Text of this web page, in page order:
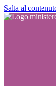
Salta al